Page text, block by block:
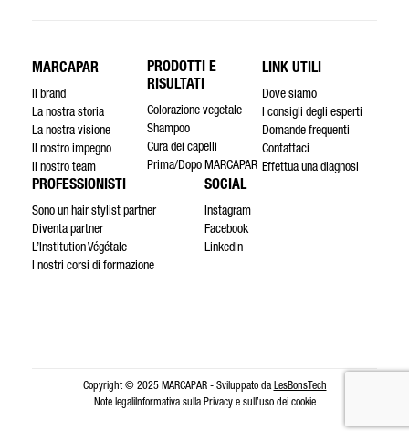
MARCAPAR
Il brand
La nostra storia
La nostra visione
Il nostro impegno
Il nostro team
PRODOTTI E
RISULTATI
Colorazione vegetale
Shampoo
Cura dei capelli
Prima/Dopo MARCAPAR
LINK UTILI
Dove siamo
I consigli degli esperti
Domande frequenti
Contattaci
Effettua una diagnosi
PROFESSIONISTI
Sono un hair stylist partner
Diventa partner
L’Institution Végétale
I nostri corsi di formazione
SOCIAL
Instagram
Facebook
LinkedIn
Copyright © 2025 MARCAPAR - Sviluppato da LesBonsTech
Note legaliInformativa sulla Privacy e sull’uso dei cookie